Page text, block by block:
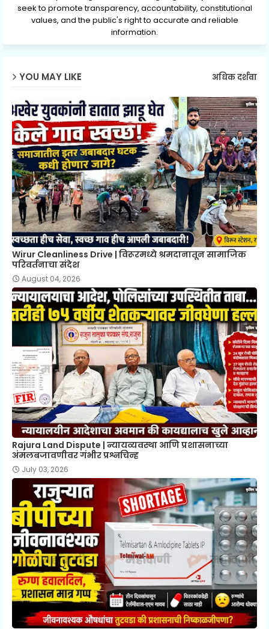
seek to promote transparency, accountability, constitutional
values, and the public's right to accurate and reliable
information.
YOU MAY LIKE अधिक दर्शवा
Wirur Cleanliness Drive | विरूरमध्ये श्रमदानातून सामाजिक
परिवर्तनाचा संदेश
August 04, 2026
Rajura Land Dispute | न्यायव्यवस्था आणि प्रशासनाच्या
अंमलबजावणीवर गंभीर प्रश्नचिन्ह
July 03, 2026